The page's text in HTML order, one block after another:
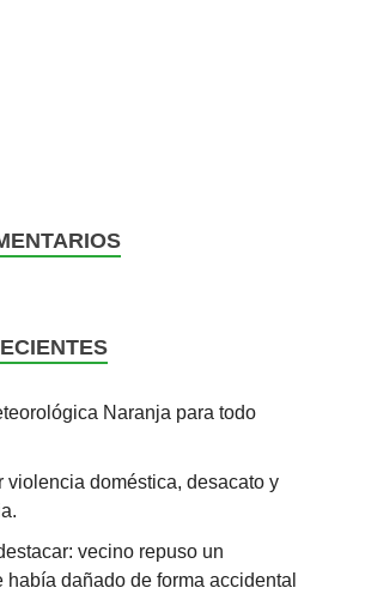
Naranja para todo
violencia doméstica, desacato y
vecino repuso un
había dañado de forma accidental